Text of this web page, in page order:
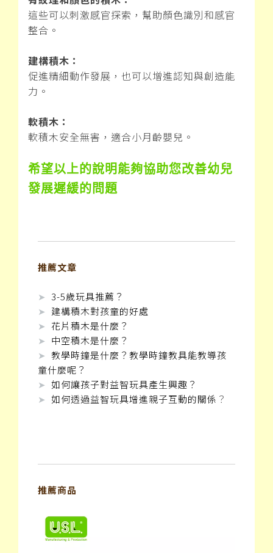
這些可以刺激感官探索，幫助顏色識別和感官
整合。
建構積木：
促進精細動作發展，也可以增進認知與創造能
力。
軟積木：
軟積木安全無害，適合小月齡嬰兒。
希望以上的說明能夠協助您改善幼兒
發展遲緩的問題
推薦文章
➤ 3-5歲玩具推薦？
➤ 建構積木對孩童的好處
➤ 花片積木是什麼？
➤ 中空積木是什麼？
➤ 教學時鐘是什麼？教學時鐘教具能教導孩
童什麼呢？
➤ 如何讓孩子對益智玩具產生興趣？
➤ 如何透過益智玩具增進親子互動的關係 ？
推薦商品